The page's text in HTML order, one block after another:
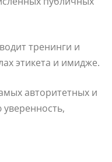
тренинги и
этикета и имидже.
авторитетных и